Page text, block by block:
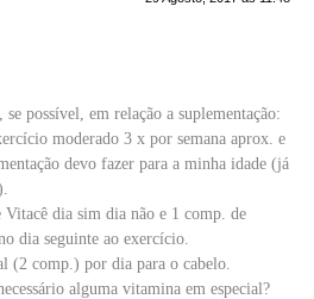
possível, em relação a suplementação:
moderado 3 x por semana aprox. e
devo fazer para a minha idade (já
dia sim dia não e 1 comp. de
dia seguinte ao exercício.
(2 comp.) por dia para o cabelo.
alguma vitamina em especial?